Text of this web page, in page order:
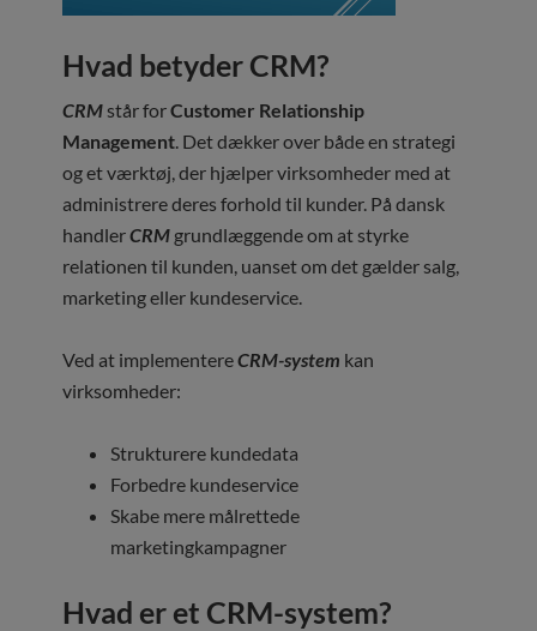
Hvad betyder CRM?
CRM står forCustomer Relationship
Management. Det dækker over både en strategi
og et værktøj, der hjælper virksomheder med at
administrere deres forhold til kunder. På dansk
handlerCRM grundlæggende om at styrke
relationen til kunden, uanset om det gælder salg,
marketing eller kundeservice.
Ved at implementereCRM-system kan
virksomheder:
Strukturere kundedata
Forbedre kundeservice
Skabe mere målrettede
marketingkampagner
Hvad er et CRM-system?